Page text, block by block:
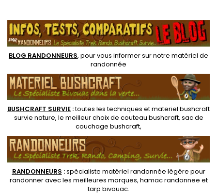
renforcées sur les extrémités
chaleur corporelle. Couleur
orange vive est idéale pour
un meilleur repérage par les
équipes de...
BLOG RANDONNEURS, pour vous informer sur notre matériel de
randonnée
BUSHCRAFT SURVIE :toutes les techniques etmateriel bushcraft
survie nature, le meilleur choix de couteau bushcraft, sac de
couchage bushcraft,
RANDONNEURS :spécialiste matériel randonnée légère pour
randonner avec les meilleures marques, hamac randonnee et
tarp bivouac.